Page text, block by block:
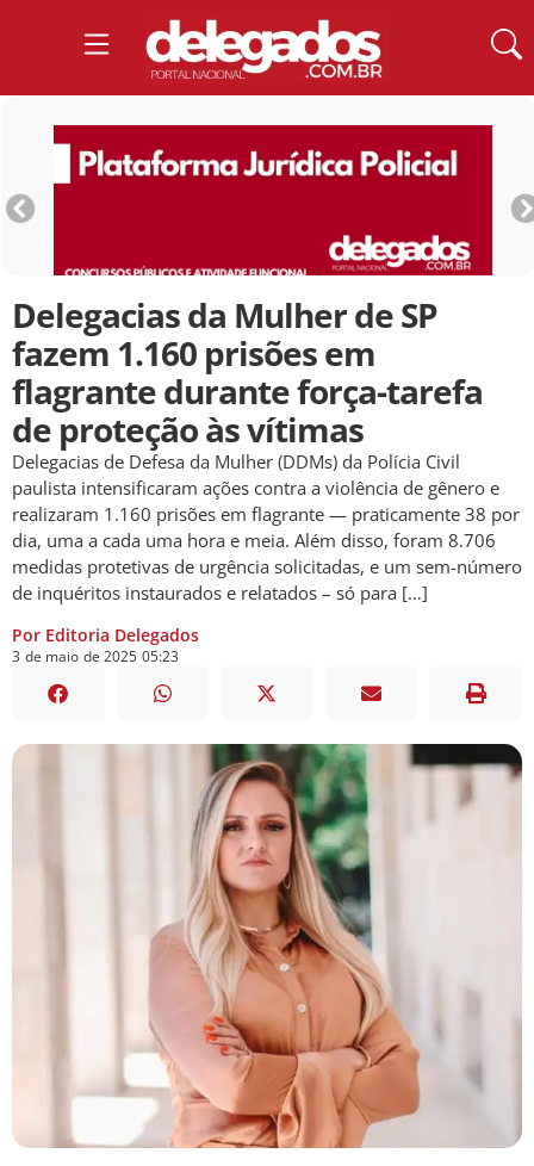
Delegacias da Mulher de SP
fazem 1.160 prisões em
flagrante durante força-tarefa
de proteção às vítimas
Delegacias de Defesa da Mulher (DDMs) da Polícia Civil
paulista intensificaram ações contra a violência de gênero e
realizaram 1.160 prisões em flagrante — praticamente 38 por
dia, uma a cada uma hora e meia. Além disso, foram 8.706
medidas protetivas de urgência solicitadas, e um sem-número
de inquéritos instaurados e relatados – só para […]
Por Editoria Delegados
3 de maio de 2025 05:23